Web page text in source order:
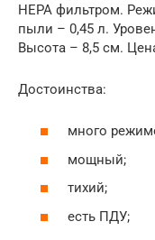
HEPA фильтром.
пыли – 0,45 л.
Высота – 8,5 см.
Достоинства:
много
мощный;
тихий;
есть ПДУ;